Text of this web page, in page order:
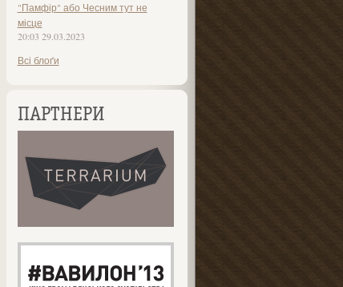
"Памфір" або Чесним тут не
місце
20:03 29.03.2023
Всі блоґи
ПАРТНЕРИ